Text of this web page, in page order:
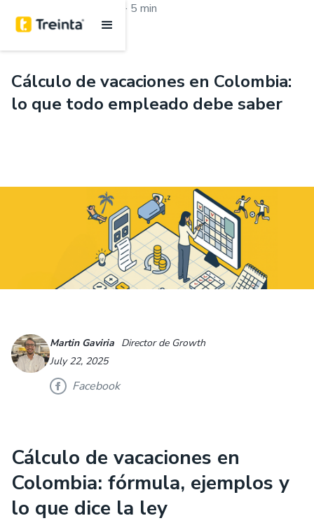
. 5 min
Cálculo de vacaciones en Colombia:
lo que todo empleado debe saber
Martin Gaviria Director de Growth
July 22, 2025
Facebook
Cálculo de vacaciones en
Colombia: fórmula, ejemplos y
lo que dice la ley